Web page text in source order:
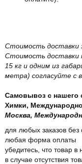
Стоимость доставки
Стоимость доставки
15 кг и одним из
метра) согласуйте с
Самовывоз с нашего
Химки,
Москва,
для любых заказов без
любая форма оплаты
убедитесь, что товар
в случае отсутствия